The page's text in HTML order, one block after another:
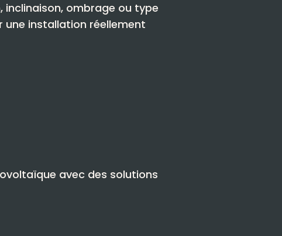
ombrage ou type
une installation réellement
avec des solutions